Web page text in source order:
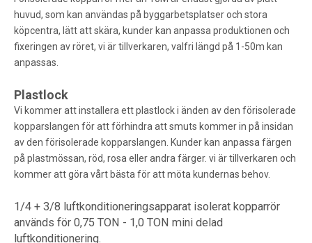
huvud, som kan användas på byggarbetsplatser och stora
köpcentra, lätt att skära, kunder kan anpassa produktionen och
fixeringen av röret, vi är tillverkaren, valfri längd på 1-50m kan
anpassas.
Plastlock
Vi kommer att installera ett plastlock i änden av den förisolerade
kopparslangen för att förhindra att smuts kommer in på insidan
av den förisolerade kopparslangen. Kunder kan anpassa färgen
på plastmössan, röd, rosa eller andra färger. vi är tillverkaren och
kommer att göra vårt bästa för att möta kundernas behov.
1/4 + 3/8 luftkonditioneringsapparat isolerat kopparrör
används för 0,75 TON - 1,0 TON mini delad
luftkonditionering.